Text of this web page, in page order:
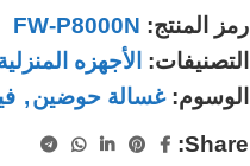
رمز المنتج: FW-P8000N
التصنيفات: الأجهزه
الوسوم: غسالة حوضين,
Share: